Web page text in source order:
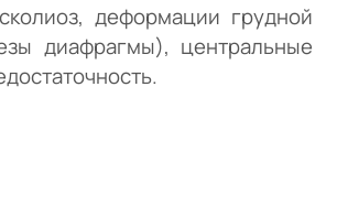
деформации грудной
диафрагмы), центральные